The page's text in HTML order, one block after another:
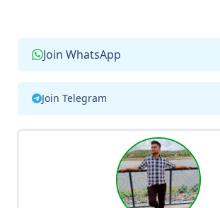
Join WhatsApp
Join Telegram